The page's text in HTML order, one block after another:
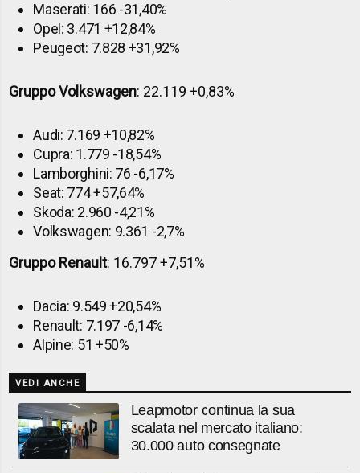
Maserati: 166 -31,40%
Opel: 3.471 +12,84%
Peugeot: 7.828 +31,92%
Gruppo Volkswagen: 22.119 +0,83%
Audi: 7.169 +10,82%
Cupra: 1.779 -18,54%
Lamborghini: 76 -6,17%
Seat: 774 +57,64%
Skoda: 2.960 -4,21%
Volkswagen: 9.361 -2,7%
Gruppo Renault: 16.797 +7,51%
Dacia: 9.549 +20,54%
Renault: 7.197 -6,14%
Alpine: 51 +50%
VEDI ANCHE
Leapmotor continua la sua
scalata nel mercato italiano:
30.000 auto consegnate